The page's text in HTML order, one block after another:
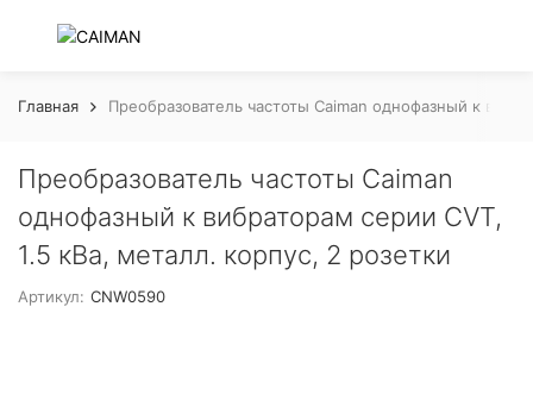
Главная Преобразователь частоты Caiman однофазный к
Преобразователь частоты Caiman
однофазный к вибраторам серии CVT,
1.5 кВа, металл. корпус, 2 розетки
Артикул: CNW0590